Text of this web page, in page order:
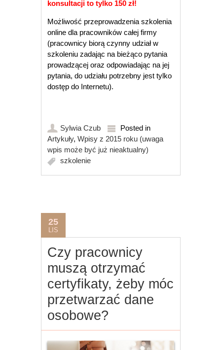
konsultacji to tylko 150 zł!
Możliwość przeprowadzenia szkolenia
online dla pracowników całej firmy
(pracownicy biorą czynny udział w
szkoleniu zadając na bieżąco pytania
prowadzącej oraz odpowiadając na jej
pytania, do udziału potrzebny jest tylko
dostęp do Internetu).
Sylwia Czub
Posted in
Artykuły,Wpisy z 2015 roku (uwaga
wpis może być już nieaktualny)
szkolenie
25
LIS
Czy pracownicy
muszą otrzymać
certyfikaty, żeby móc
przetwarzać dane
osobowe?